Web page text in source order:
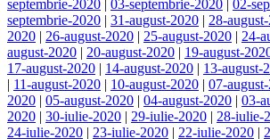
septembrie-2020 03-septembrie-2020 02-
septembrie-2020 | 31-august-2020 | 28-
2020 | 26-august-2020 | 25-august-2020 | 24-
august-2020 | 20-august-2020 | 19-august-
17-august-2020 | 14-august-2020 | 13-august-
| 11-august-2020 | 10-august-2020 | 07-
2020 | 05-august-2020 | 04-august-2020 | 03-
2020 | 30-iulie-2020 | 29-iulie-2020 | 28-iulie-
24-iulie-2020 | 23-iulie-2020 | 22-iulie-2020 |